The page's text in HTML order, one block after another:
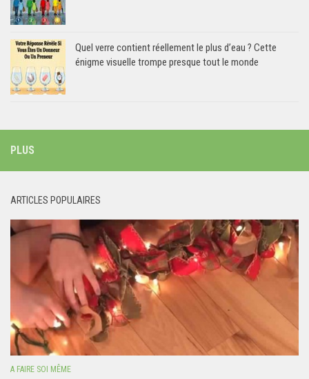
Quel verre contient réellement le plus d’eau ? Cette
énigme visuelle trompe presque tout le monde
PLUS
ARTICLES POPULAIRES
A FAIRE SOI MÊME